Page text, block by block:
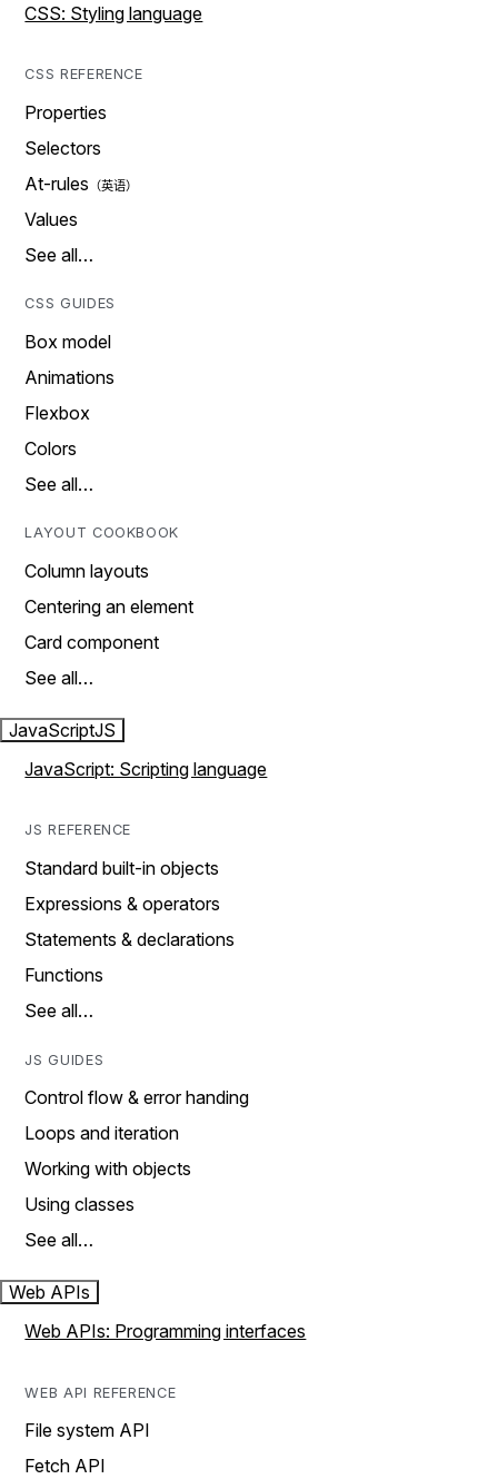
CSS: Styling language
CSS REFERENCE
Properties
Selectors
At-rules
Values
See all…
CSS GUIDES
Box model
Animations
Flexbox
Colors
See all…
LAYOUT COOKBOOK
Column layouts
Centering an element
Card component
See all…
JavaScriptJS
JavaScript: Scripting language
JS REFERENCE
Standard built-in objects
Expressions & operators
Statements & declarations
Functions
See all…
JS GUIDES
Control flow & error handing
Loops and iteration
Working with objects
Using classes
See all…
Web APIs
Web APIs: Programming interfaces
WEB API REFERENCE
File system API
Fetch API